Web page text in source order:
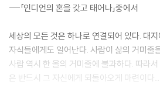
---「인디언의 혼을 갖고 태어나」중에서
세상의 모든 것은 하나로 연결되어 있다. 대
자식들에게도 일어난다. 사람이 삶의 거미줄
사람 역시 한 올의 거미줄에 불과하다. 따라
은 반드시 그 자신에게 되돌아오게 마련이다